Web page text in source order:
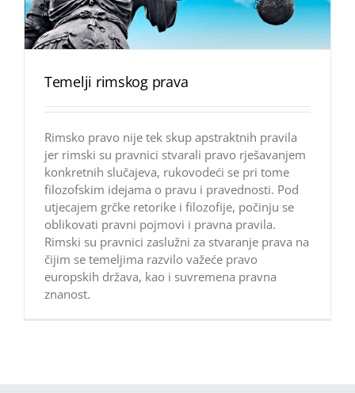
Temelji rimskog prava
Rimsko pravo nije tek skup apstraktnih pravila
jer rimski su pravnici stvarali pravo rješavanjem
konkretnih slučajeva, rukovodeći se pri tome
filozofskim idejama o pravu i pravednosti. Pod
utjecajem grčke retorike i filozofije, počinju se
oblikovati pravni pojmovi i pravna pravila.
Rimski su pravnici zaslužni za stvaranje prava na
čijim se temeljima razvilo važeće pravo
europskih država, kao i suvremena pravna
znanost.